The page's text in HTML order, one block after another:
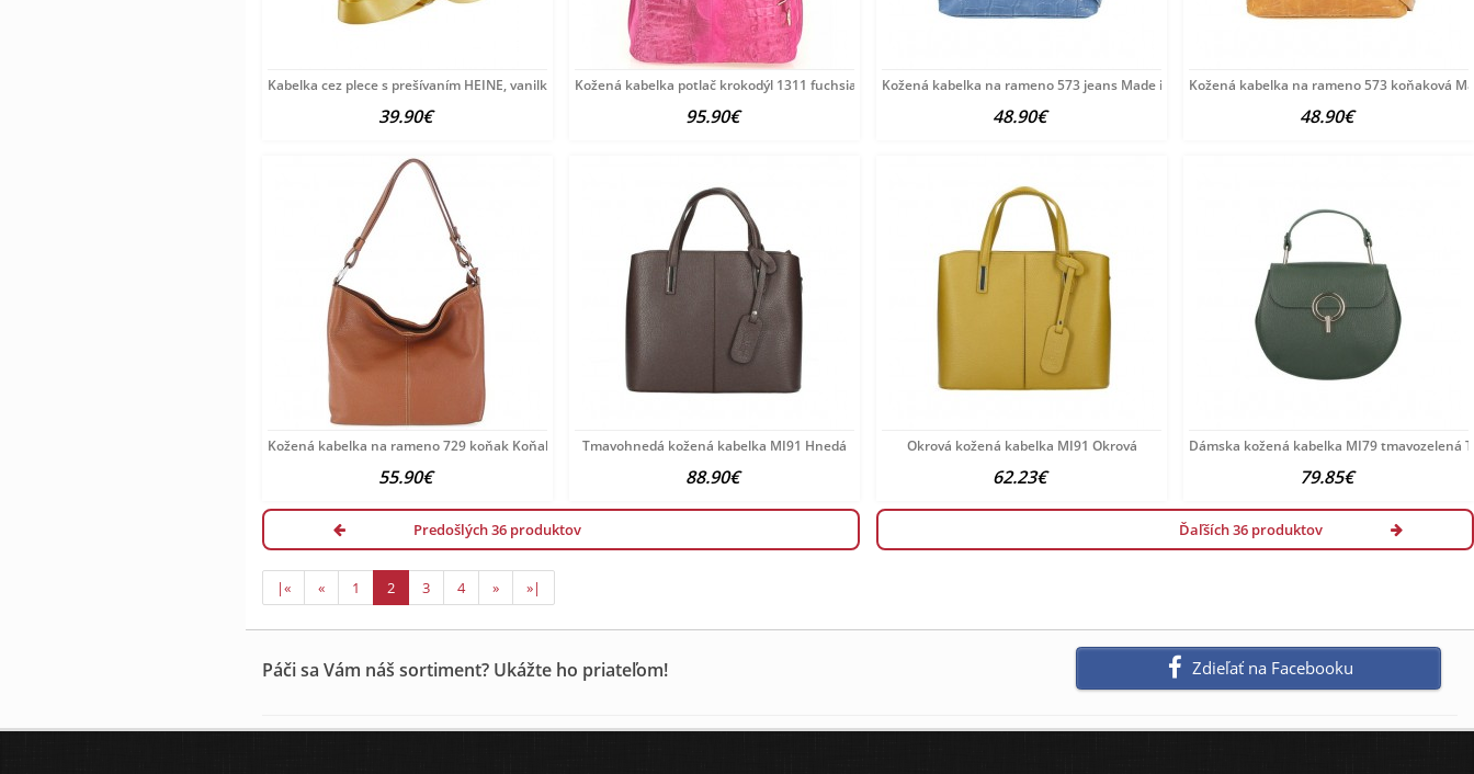
Kabelka cez plece s prešívaním HEINE, vanilková
39.90€
Kožená kabelka potlač krokodýl 1311 fuchsia Fuchsia
95.90€
Kožená kabelka na rameno 573 jeans Made in Italy Jeans
48.90€
Kožená kabelka na rameno 573 koňaková
48.90€
Kožená kabelka na rameno 729 koňak Koňak
55.90€
Tmavohnedá kožená kabelka MI91 Hnedá
88.90€
Okrová kožená kabelka MI91 Okrová
62.23€
Dámska kožená kabelka MI79 tmavozelená
79.85€
Predošlých 36 produktov Ďaľších 36 produktov
|« « 1 2 3 4 » »|
Páči sa Vám náš sortiment? Ukážte ho priateľom! Zdieľať na Facebooku